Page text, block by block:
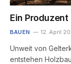
Ein
BAUEN 12. April
Unweit von
entstehen